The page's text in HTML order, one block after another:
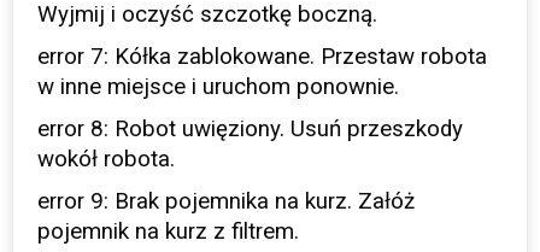
Wyjmij i oczyść szczotkę boczną.
error 7: Kółka zablokowane. Przestaw robota
w inne miejsce i uruchom ponownie.
error 8: Robot uwięziony. Usuń przeszkody
wokół robota.
error 9: Brak pojemnika na kurz. Załóż
pojemnik na kurz z filtrem.